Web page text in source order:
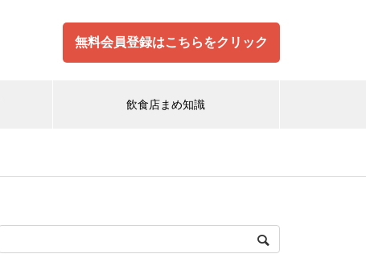
無料会員登録はこちらをクリック
飲食店まめ知識